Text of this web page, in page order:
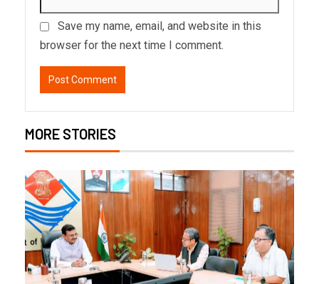
Save my name, email, and website in this
browser for the next time I comment.
MORE STORIES